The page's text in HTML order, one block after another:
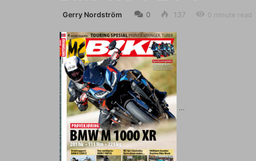
Gerry Nordström 0 137 0 minute read